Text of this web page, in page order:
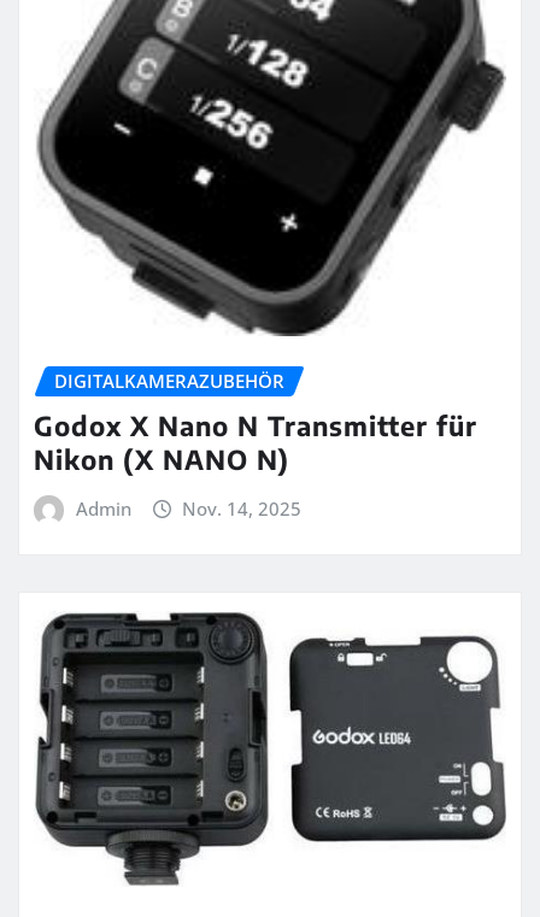
DIGITALKAMERAZUBEHÖR
Godox X Nano N Transmitter für
Nikon (X NANO N)
Admin Nov. 14, 2025